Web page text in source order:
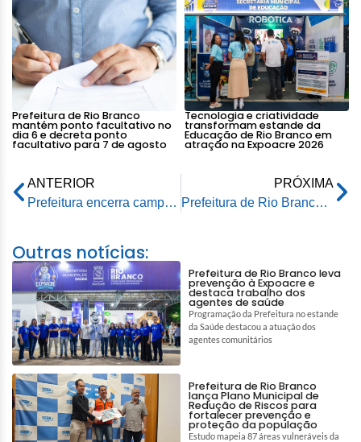
Prefeitura de Rio Branco
mantém ponto facultativo no
dia 6 e decreta ponto
facultativo para 7 de agosto
Tecnologia e criatividade
transformam estande da
Educação de Rio Branco em
atração na Expoacre 2026
ANTERIOR
Prefeitura encerra campanha Agosto Lilás enfatizando a importância e a conscientização da denúncia
PRÓXIMA
Prefeitura de Rio Branco e Instituto Áquila fazem balanço da gestão referente ao mês de agosto
Outras notícias:
Prefeitura de Rio Branco leva
prevenção à Expoacre e
destaca trabalho dos
agentes de saúde
Programação da Prefeitura no estande
da Saúde destacou a atuação dos
agentes comunitários
Prefeitura de Rio Branco
lança Plano Municipal de
Redução de Riscos para
fortalecer prevenção e
proteção da população
Estudo mapeia 87 áreas vulneráveis da